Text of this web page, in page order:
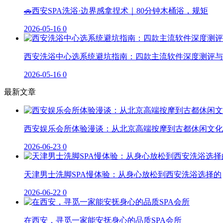
🚗西安SPA洗浴·边界感拿捏术｜80分钟木桶浴，规矩
2026-05-16 0
西安洗浴中心选系统避坑指南：四款主流软件深度测评
2026-05-16 0
最新文章
西安娱乐会所体验漫谈：从北京高端按摩到古都休闲文化
2026-06-23 0
天津男士洗脚SPA慢体验：从身心放松到西安洗浴选择的
2026-06-22 0
在西安，寻觅一家能安抚身心的品质SPA会所